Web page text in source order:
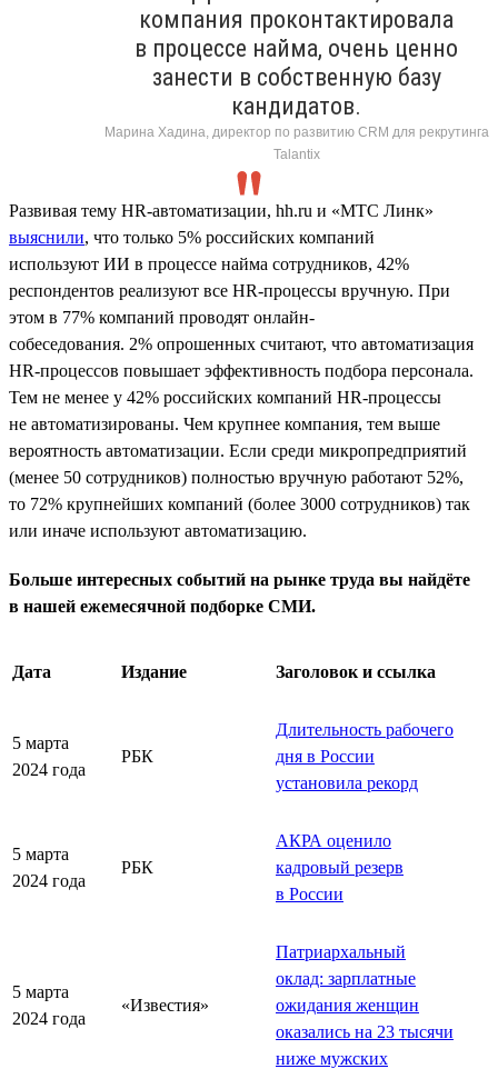
компания проконтактировала
в процессе найма, очень ценно
занести в собственную базу
кандидатов.
Марина Хадина, директор по развитию CRM для рекрутинга
Talantix
Развивая тему HR-автоматизации, hh.ru и «МТС Линк»
выяснили, что только 5% российских компаний
используют ИИ в процессе найма сотрудников, 42%
респондентов реализуют все HR-процессы вручную. При
этом в 77% компаний проводят онлайн-
собеседования. 2% опрошенных считают, что автоматизация
HR-процессов повышает эффективность подбора персонала.
Тем не менее у 42% российских компаний HR-процессы
не автоматизированы. Чем крупнее компания, тем выше
вероятность автоматизации. Если среди микропредприятий
(менее 50 сотрудников) полностью вручную работают 52%,
то 72% крупнейших компаний (более 3000 сотрудников) так
или иначе используют автоматизацию.
Больше интересных событий на рынке труда вы найдёте
в нашей ежемесячной подборке СМИ.
Дата Издание Заголовок и ссылка
5 марта
2024 года
РБК
Длительность рабочего
дня в России
установила рекорд
5 марта
2024 года
РБК
АКРА оценило
кадровый резерв
в России
5 марта
2024 года
«Известия»
Патриархальный
оклад: зарплатные
ожидания женщин
оказались на 23 тысячи
ниже мужских